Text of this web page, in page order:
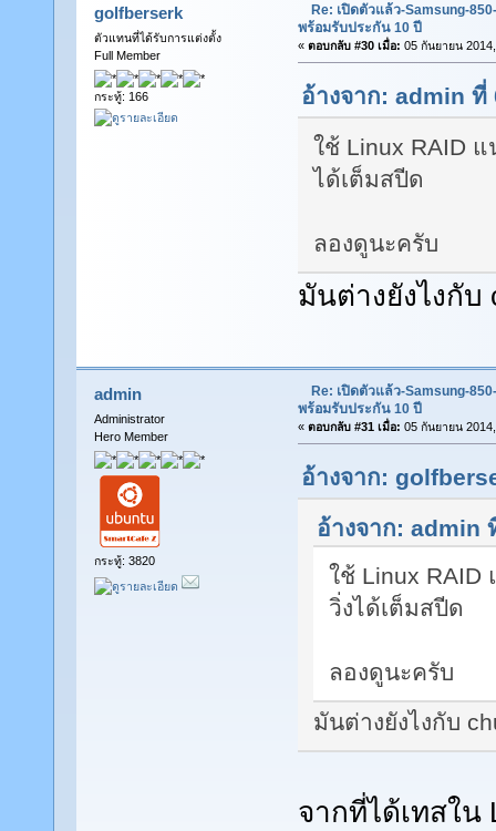
golfberserk
ตัวแทนที่ได้รับการแต่งตั้ง
Full Member
กระทู้: 166
Re: เปิดตัวแล้ว-Samsung-
พร้อมรับประกัน 10 ปี
« ตอบกลับ #30 เมื่อ: 05 กันยายน
อ้างจาก: admin ที่
ใช้ Linux RAID
ได้เต็มสปีด
ลองดูนะครับ
มันต่างยังไงกับ
admin
Administrator
Hero Member
กระทู้: 3820
Re: เปิดตัวแล้ว-Samsung-
พร้อมรับประกัน 10 ปี
« ตอบกลับ #31 เมื่อ: 05 กันยายน
อ้างจาก:
อ้างจาก: admin
ใช้ Linux RAID
วิ่งได้เต็มสปีด
ลองดูนะครับ
มันต่างยังไงกับ
จากที่ได้เทสใน